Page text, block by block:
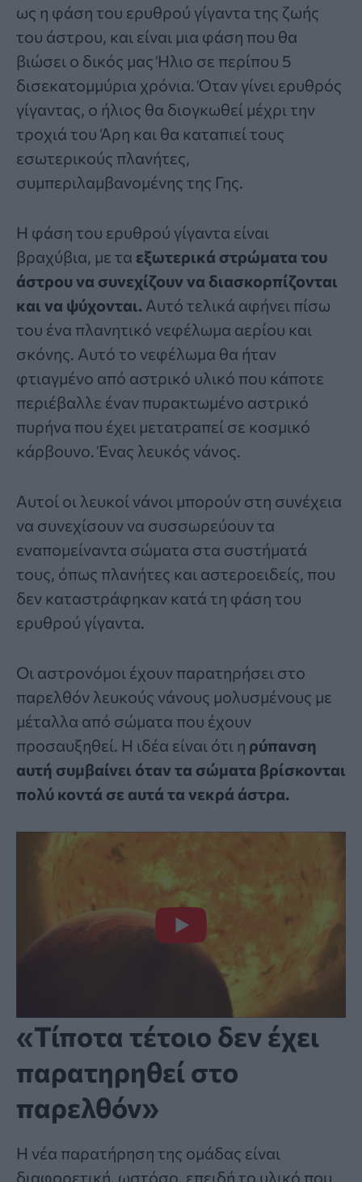
ως η φάση του ερυθρού γίγαντα της ζωής
του άστρου, και είναι μια φάση που θα
βιώσει ο δικός μας Ήλιο σε περίπου 5
δισεκατομμύρια χρόνια. Όταν γίνει ερυθρός
γίγαντας, ο ήλιος θα διογκωθεί μέχρι την
τροχιά του Άρη και θα καταπιεί τους
εσωτερικούς πλανήτες,
συμπεριλαμβανομένης της Γης.
Η φάση του ερυθρού γίγαντα είναι
βραχύβια, με τα εξωτερικά στρώματα του
άστρου να συνεχίζουν να διασκορπίζονται
και να ψύχονται. Αυτό τελικά αφήνει πίσω
του ένα πλανητικό νεφέλωμα αερίου και
σκόνης. Αυτό το νεφέλωμα θα ήταν
φτιαγμένο από αστρικό υλικό που κάποτε
περιέβαλλε έναν πυρακτωμένο αστρικό
πυρήνα που έχει μετατραπεί σε κοσμικό
κάρβουνο. Ένας λευκός νάνος.
Αυτοί οι λευκοί νάνοι μπορούν στη συνέχεια
να συνεχίσουν να συσσωρεύουν τα
εναπομείναντα σώματα στα συστήματά
τους, όπως πλανήτες και αστεροειδείς, που
δεν καταστράφηκαν κατά τη φάση του
ερυθρού γίγαντα.
Οι αστρονόμοι έχουν παρατηρήσει στο
παρελθόν λευκούς νάνους μολυσμένους με
μέταλλα από σώματα που έχουν
προσαυξηθεί. Η ιδέα είναι ότι η ρύπανση
αυτή συμβαίνει όταν τα σώματα βρίσκονται
πολύ κοντά σε αυτά τα νεκρά άστρα.
«Τίποτα τέτοιο δεν έχει
παρατηρηθεί στο
παρελθόν»
Η νέα παρατήρηση της ομάδας είναι
διαφορετική, ωστόσο, επειδή το υλικό που